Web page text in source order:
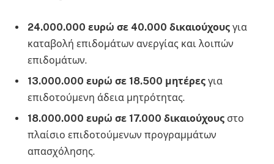
24.000.000 ευρώ σε 40.000 δικαιούχους για
καταβολή επιδομάτων ανεργίας και λοιπών
επιδομάτων.
13.000.000 ευρώ σε 18.500 μητέρες για
επιδοτούμενη άδεια μητρότητας.
18.000.000 ευρώ σε 17.000 δικαιούχους στο
πλαίσιο επιδοτούμενων προγραμμάτων
απασχόλησης.